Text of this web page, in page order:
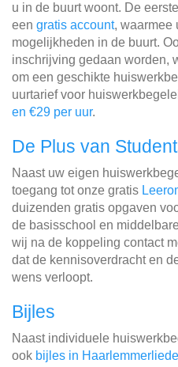
u in de buurt woont. De
een gratis account, waarmee
mogelijkheden in de buurt.
inschrijving gedaan worden,
om een geschikte
uurtarief voor
en €29 per uur.
De Plus van
Naast uw eigen
toegang tot onze gratis
duizenden gratis opgaven
de basisschool en
wij na de koppeling contact
dat de kennisoverdracht en
wens verloopt.
Bijles
Naast individuele
ook bijles in Haarlemmerliede